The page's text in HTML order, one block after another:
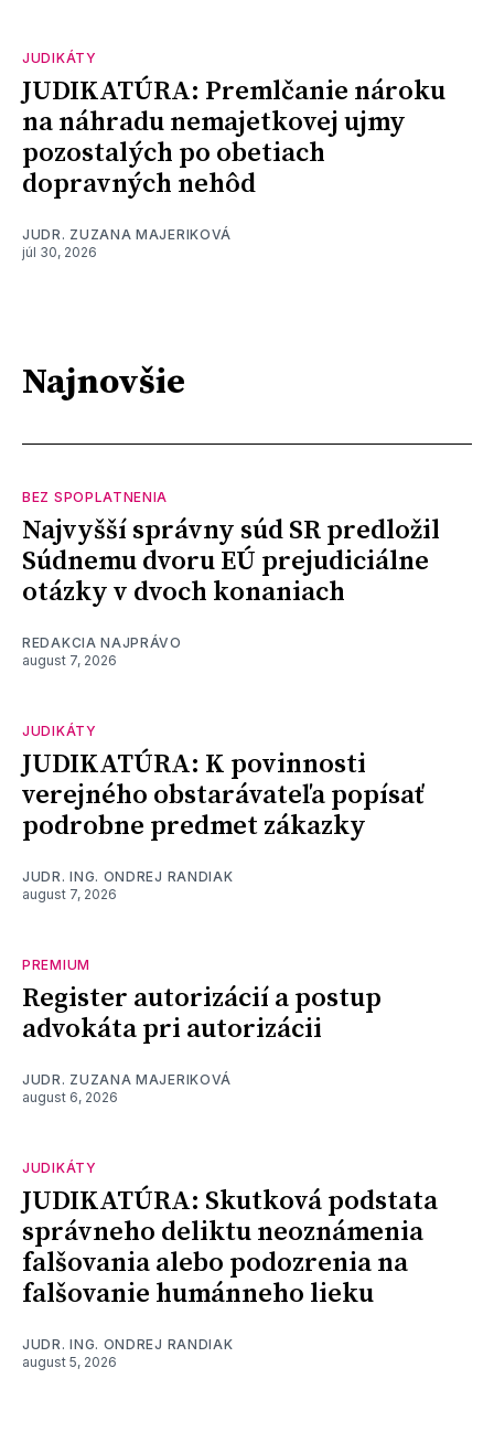
JUDIKÁTY
JUDIKATÚRA: Premlčanie nároku
na náhradu nemajetkovej ujmy
pozostalých po obetiach
dopravných nehôd
JUDR. ZUZANA MAJERIKOVÁ
júl 30, 2026
Najnovšie
BEZ SPOPLATNENIA
Najvyšší správny súd SR predložil
Súdnemu dvoru EÚ prejudiciálne
otázky v dvoch konaniach
REDAKCIA NAJPRÁVO
august 7, 2026
JUDIKÁTY
JUDIKATÚRA: K povinnosti
verejného obstarávateľa popísať
podrobne predmet zákazky
JUDR. ING. ONDREJ RANDIAK
august 7, 2026
PREMIUM
Register autorizácií a postup
advokáta pri autorizácii
JUDR. ZUZANA MAJERIKOVÁ
august 6, 2026
JUDIKÁTY
JUDIKATÚRA: Skutková podstata
správneho deliktu neoznámenia
falšovania alebo podozrenia na
falšovanie humánneho lieku
JUDR. ING. ONDREJ RANDIAK
august 5, 2026